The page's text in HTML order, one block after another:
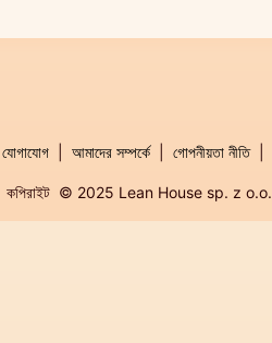
যোগাযোগ আমাদের সম্পর্কে| গোপনীয়তা নীতি|
কপিরাইট © 2025 Lean House sp. z o.o.